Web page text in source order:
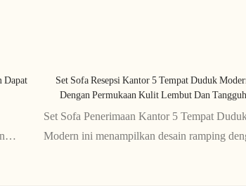
Dapat
Set Sofa Resepsi Kantor 5 Tempat Duduk
Dengan Permukaan Kulit Lembut Dan Tangguh
Set Sofa Penerimaan Kantor 5 Tempat
Modern ini menampilkan desain ramping